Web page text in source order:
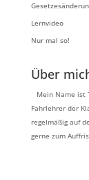
Lernvideo
Nur mal so!
Über
Mein Name ist
Fahrlehrer der
regelmäßig auf
gerne zum